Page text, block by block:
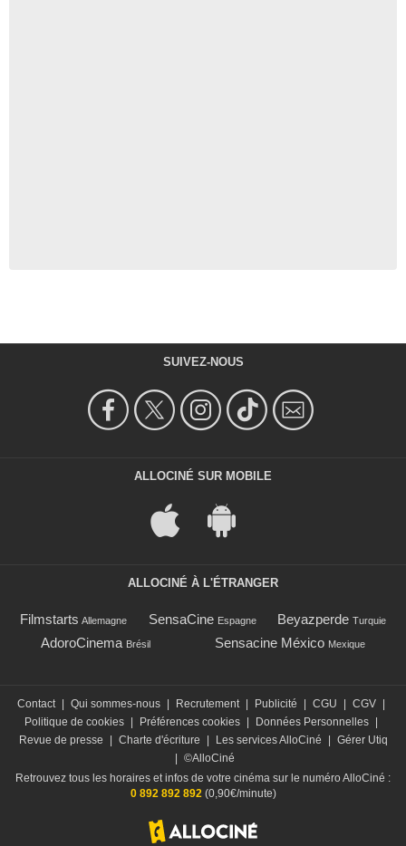
SUIVEZ-NOUS
ALLOCINÉ SUR MOBILE
ALLOCINÉ À L'ÉTRANGER
Filmstarts Allemagne SensaCine Espagne Beyazperde Turquie
AdoroCinema Brésil Sensacine México Mexique
Contact Qui sommes-nous Recrutement Publicité CGU CGV
Politique de cookies
Préférences cookies Données Personnelles
Revue de presse
Charte d'écriture Les services AlloCiné
Gérer Utiq
©AlloCiné
Retrouvez tous les horaires et infos de votre cinéma sur le numéro AlloCiné :
0 892 892 892(0,90€/minute)